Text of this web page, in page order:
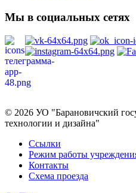
Мы в социальных сетях
© 2026 УО "Барановичский
технологии и дизайна"
Ссылки
Режим работы
Контакты
Схема проезда